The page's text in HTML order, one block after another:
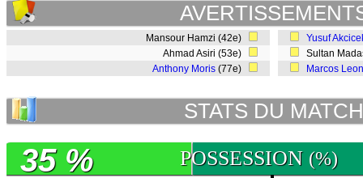
Mansour Hamzi (42e)
Ahmad Asiri (53e)
Anthony Moris (77e)
Yusuf
Sultan
Marcos
STATS DU MATCH
POSSESSION (%)
35 %